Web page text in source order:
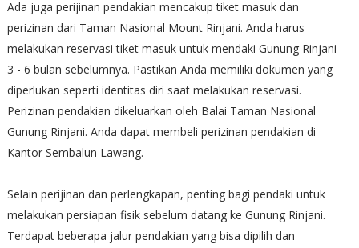
Ada juga perijinan pendakian mencakup tiket masuk dan
perizinan dari Taman Nasional Mount Rinjani. Anda harus
melakukan reservasi tiket masuk untuk mendaki Gunung Rinjani
3 - 6 bulan sebelumnya. Pastikan Anda memiliki dokumen yang
diperlukan seperti identitas diri saat melakukan reservasi.
Perizinan pendakian dikeluarkan oleh Balai Taman Nasional
Gunung Rinjani. Anda dapat membeli perizinan pendakian di
Kantor Sembalun Lawang.
Selain perijinan dan perlengkapan, penting bagi pendaki untuk
melakukan persiapan fisik sebelum datang ke Gunung Rinjani.
Terdapat beberapa jalur pendakian yang bisa dipilih dan